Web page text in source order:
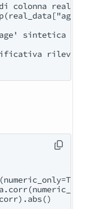
colonna reali
sintetica
rilevata")